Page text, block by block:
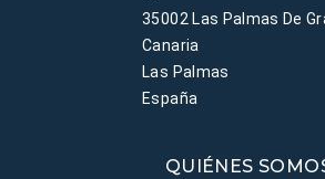
35002 Las Palmas De
Canaria
Las Palmas
España
QUIÉNES